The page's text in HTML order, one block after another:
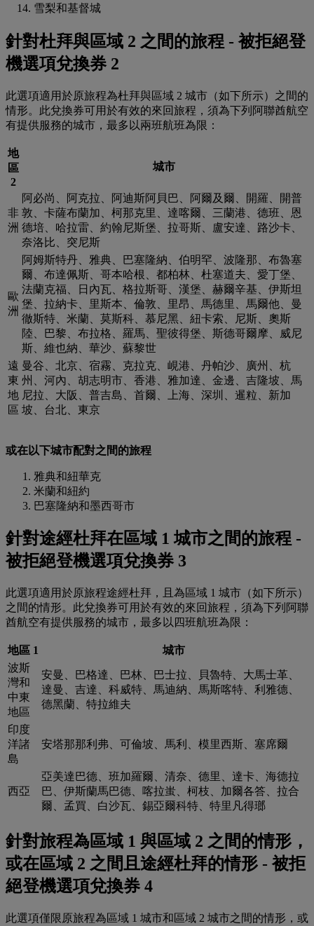
雪梨和基督城
針對杜拜與區域 2 之間的旅程 - 被拒絕登
機選項兌換券 2
此選項適用於原旅程為杜拜與區域 2 城市（如下所示）之間的
情形。此兌換券可用於有效的來回旅程，須為下列阿聯酋航空
有提供服務的城市，最多以兩班航班為限：
地
區
2
城市
非
洲
阿必尚、阿克拉、阿迪斯阿貝巴、阿爾及爾、開羅、開普
敦、卡薩布蘭加、柯那克里、達喀爾、三蘭港、德班、恩
德培、哈拉雷、約翰尼斯堡、拉哥斯、盧安達、路沙卡、
奈洛比、突尼斯
歐
洲
阿姆斯特丹、雅典、巴塞隆納、伯明罕、波隆那、布魯塞
爾、布達佩斯、哥本哈根、都柏林、杜塞道夫、愛丁堡、
法蘭克福、日內瓦、格拉斯哥、漢堡、赫爾辛基、伊斯坦
堡、拉納卡、里斯本、倫敦、里昂、馬德里、馬爾他、曼
徹斯特、米蘭、莫斯科、慕尼黑、紐卡索、尼斯、奧斯
陸、巴黎、布拉格、羅馬、聖彼得堡、斯德哥爾摩、威尼
斯、維也納、華沙、蘇黎世
遠
東
地
區
曼谷、北京、宿霧、克拉克、峴港、丹帕沙、廣州、杭
州、河內、胡志明市、香港、雅加達、金邊、吉隆坡、馬
尼拉、大阪、普吉島、首爾、上海、深圳、暹粒、新加
坡、台北、東京
或在以下城市配對之間的旅程
雅典和紐華克
米蘭和紐約
巴塞隆納和墨西哥市
針對途經杜拜在區域 1 城市之間的旅程 -
被拒絕登機選項兌換券 3
此選項適用於原旅程途經杜拜，且為區域 1 城市（如下所示）
之間的情形。此兌換券可用於有效的來回旅程，須為下列阿聯
酋航空有提供服務的城市，最多以四班航班為限：
地區 1
城市
波斯
灣和
中東
地區
安曼、巴格達、巴林、巴士拉、貝魯特、大馬士革、
達曼、吉達、科威特、馬迪納、馬斯喀特、利雅德、
德黑蘭、特拉維夫
印度
洋諸
島
安塔那那利弗、可倫坡、馬利、模里西斯、塞席爾
西亞
亞美達巴德、班加羅爾、清奈、德里、達卡、海德拉
巴、伊斯蘭馬巴德、喀拉蚩、柯枝、加爾各答、拉合
爾、孟買、白沙瓦、錫亞爾科特、特里凡得瑯
針對旅程為區域 1 與區域 2 之間的情形，
或在區域 2 之間且途經杜拜的情形 - 被拒
絕登機選項兌換券 4
此選項僅限原旅程為區域 1 城市和區域 2 城市之間的情形，或